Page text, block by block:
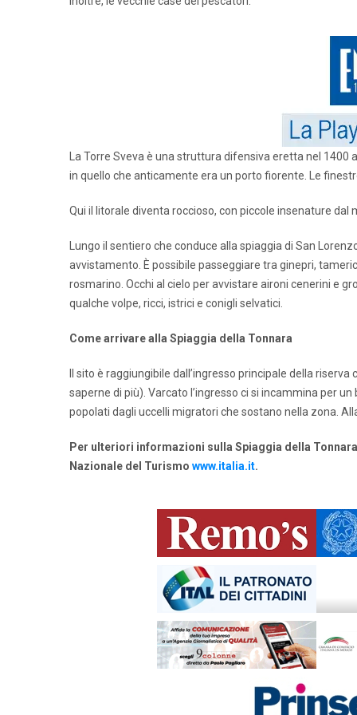
La Torre Sveva è una struttura difensiva eretta nel
in quello che anticamente era un porto fiorente. Le
Qui il litorale diventa roccioso, con piccole insenature
Lungo il sentiero che conduce alla spiaggia di San
avvistamento. È possibile passeggiare tra ginepri,
rosmarino. Occhi al cielo per avvistare aironi cenerini e
qualche volpe, ricci, istrici e conigli selvatici.
Come arrivare alla Spiaggia della Tonnara
Il sito è raggiungibile dall’ingresso principale della
saperne di più). Varcato l’ingresso ci si incammina per
popolati dagli uccelli migratori che sostano nella zona.
Per ulteriori informazioni sulla Spiaggia della
Nazionale del Turismo www.italia.it.